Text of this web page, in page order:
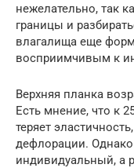
нежелательно, так
границы и
влагалища еще
восприимчивым к
Верхняя планка
Есть мнение, что к
теряет
дефлорации.
индивидуальный, а